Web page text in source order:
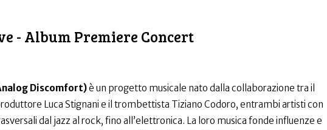
- Album Premiere Concert
Discomfort)è un progetto musicale nato dalla collaborazione tra il
Luca Stignani e il trombettista Tiziano Codoro, entrambi artisti con
dal jazz al rock, fino all’elettronica. La loro musica fonde influenze e